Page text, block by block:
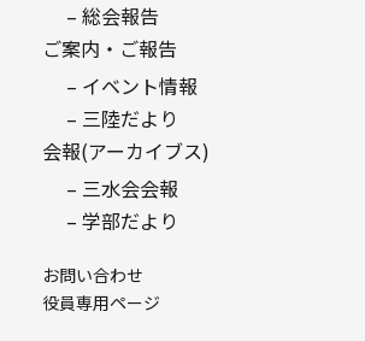
– 総会報告
ご案内・ご報告
– イベント情報
– 三陸だより
会報(アーカイブス)
– 三水会会報
– 学部だより
お問い合わせ
役員専用ページ